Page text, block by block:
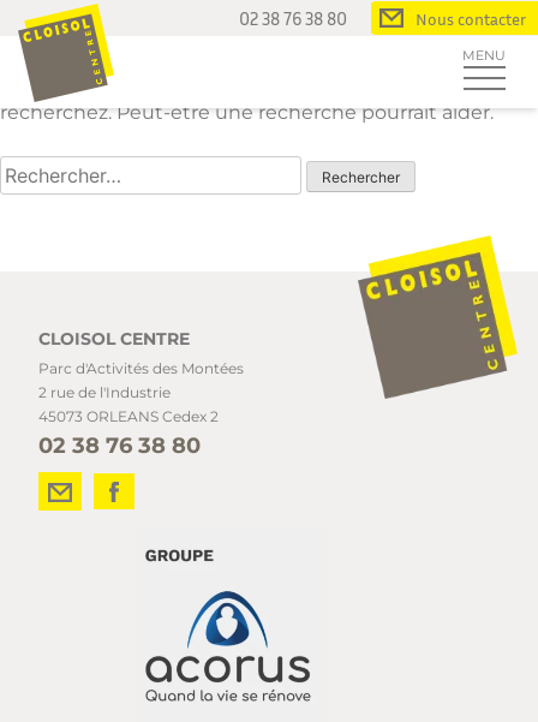
Passer
au
contenu
02 38 76 38 80 Nous contacter
MENU
Aucun contenu trouvé
Il semble que nous ne pouvons pas trouver ce que vous
recherchez. Peut-être une recherche pourrait aider.
Rechercher :
CLOISOL CENTRE
Parc d'Activités des Montées
2 rue de l'Industrie
45073 ORLEANS Cedex 2
02 38 76 38 80